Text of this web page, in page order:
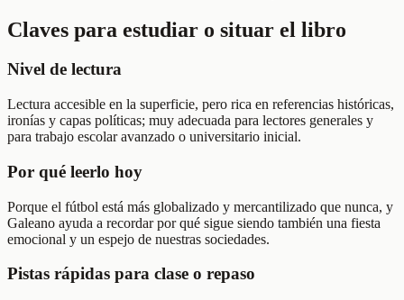
Claves para estudiar o situar el libro
Nivel de lectura
Lectura accesible en la superficie, pero rica en referencias históricas,
ironías y capas políticas; muy adecuada para lectores generales y
para trabajo escolar avanzado o universitario inicial.
Por qué leerlo hoy
Porque el fútbol está más globalizado y mercantilizado que nunca, y
Galeano ayuda a recordar por qué sigue siendo también una fiesta
emocional y un espejo de nuestras sociedades.
Pistas rápidas para clase o repaso